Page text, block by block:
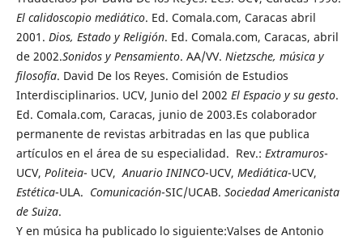
El calidoscopio mediático. Ed. Comala.com, Caracas abril
2001. Dios, Estado y Religión. Ed. Comala.com, Caracas, abril
de 2002.Sonidos y Pensamiento. AA/VV. Nietzsche, música y
filosofía. David De los Reyes. Comisión de Estudios
Interdisciplinarios. UCV, Junio del 2002 El Espacio y su gesto.
Ed. Comala.com, Caracas, junio de 2003.Es colaborador
permanente de revistas arbitradas en las que publica
artículos en el área de su especialidad. Rev.: Extramuros-
UCV, Politeia- UCV,Anuario ININCO-UCV, Mediática-UCV,
Estética-ULA. Comunicación-SIC/UCAB. Sociedad Americanista
de Suiza.
Y en música ha publicado lo siguiente:Valses de Antonio